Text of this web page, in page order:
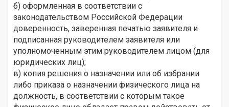
б) оформленная в соответствии с
законодательством Российской Федерации
доверенность, заверенная печатью заявителя и
подписанная руководителем заявителя или
уполномоченным этим руководителем лицом (для
юридических лиц);
в) копия решения о назначении или об избрании
либо приказа о назначении физического лица на
должность, в соответствии с которым такое